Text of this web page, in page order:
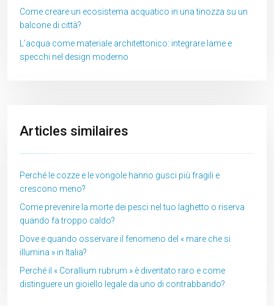
Come creare un ecosistema acquatico in una tinozza su un
balcone di città?
L’acqua come materiale architettonico: integrare lame e
specchi nel design moderno
Articles similaires
Perché le cozze e le vongole hanno gusci più fragili e
crescono meno?
Come prevenire la morte dei pesci nel tuo laghetto o riserva
quando fa troppo caldo?
Dove e quando osservare il fenomeno del « mare che si
illumina » in Italia?
Perché il « Corallium rubrum » è diventato raro e come
distinguere un gioiello legale da uno di contrabbando?